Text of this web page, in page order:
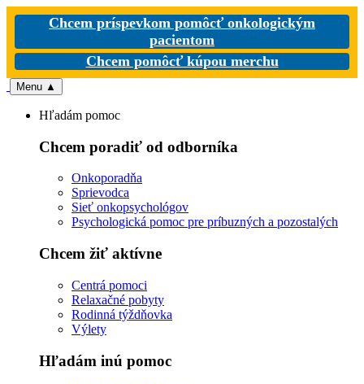
Chcem príspevkom pomôcť onkologickým
pacientom
Chcem pomôcť kúpou merchu
Menu ▲
Hľadám pomoc
Chcem poradiť od odborníka
Onkoporadňa
Sprievodca
Sieť onkopsychológov
Psychologická pomoc pre príbuzných a pozostalých
Chcem žiť aktívne
Centrá pomoci
Relaxačné pobyty
Rodinná týždňovka
Výlety
Hľadám inú pomoc